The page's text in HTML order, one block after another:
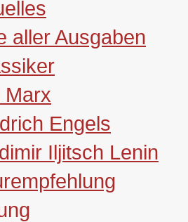
aller Ausgaben
Marx
Engels
Iljitsch Lenin